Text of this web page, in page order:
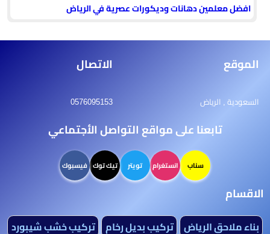
افضل معلمين دهانات وديكورات عصرية في الرياض
الموقع الاتصال
السعودية , الرياض 0576095153
تابعنا على مواقع التواصل الأجتماعي
سناب انستغرام تويتر تيك توك فيسبوك
الاقسام
بناء ملاحق الرياض تركيب بديل رخام تركيب خشب شيبورد